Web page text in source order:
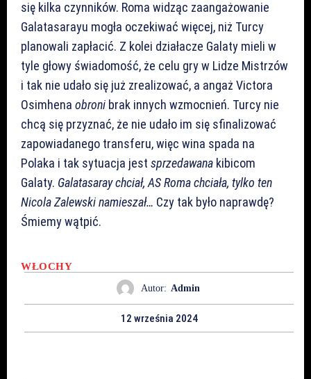
się kilka czynników. Roma widząc zaangażowanie
Galatasarayu mogła oczekiwać więcej, niż Turcy
planowali zapłacić. Z kolei działacze Galaty mieli w
tyle głowy świadomość, że celu gry w Lidze Mistrzów
i tak nie udało się już zrealizować, a angaż Victora
Osimhena obroni brak innych wzmocnień. Turcy nie
chcą się przyznać, że nie udało im się sfinalizować
zapowiadanego transferu, więc wina spada na
Polaka i tak sytuacja jest sprzedawana kibicom
Galaty. Galatasaray chciał, AS Roma chciała, tylko ten
Nicola Zalewski namieszał… Czy tak było naprawdę?
Śmiemy wątpić.
WŁOCHY
Autor: Admin
12 września 2024